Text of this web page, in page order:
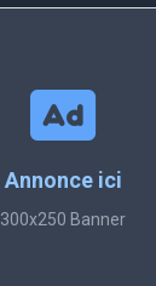
Annonce ici
300x250 Banner